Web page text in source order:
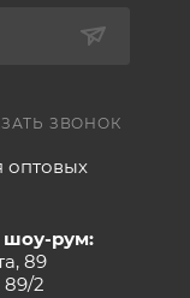
ЗВОНОК
оптовых
шоу-рум:
89
89/2